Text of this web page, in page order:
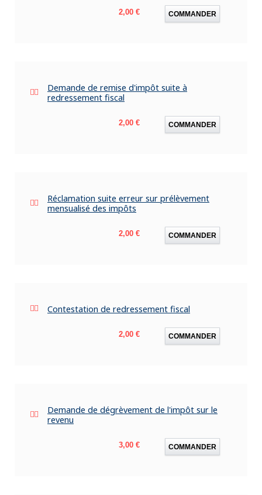
Prix
2,00 € COMMANDER
Demande de remise d'impôt suite à
redressement fiscal
Prix
2,00 € COMMANDER
Réclamation suite erreur sur prélèvement
mensualisé des impôts
Prix
2,00 € COMMANDER
Contestation de redressement fiscal
Prix
2,00 € COMMANDER
Demande de dégrèvement de l'impôt sur le
revenu
Prix
3,00 € COMMANDER